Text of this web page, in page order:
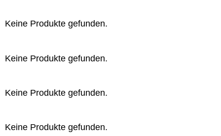
Keine Produkte gefunden.
Keine Produkte gefunden.
Keine Produkte gefunden.
Keine Produkte gefunden.